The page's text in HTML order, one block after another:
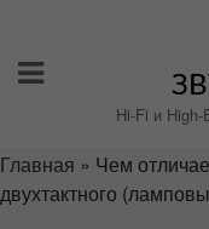
содержимому
Hi-Fi и High-
Главная » Чем
двухтактного